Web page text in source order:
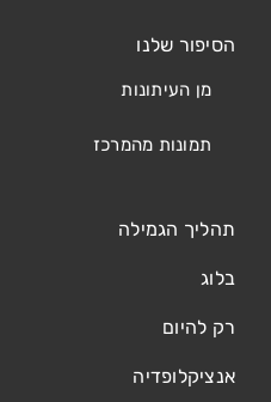
הסיפור שלנו
מן העיתונות
תמונות מהמרכז
תהליך הגמילה
בלוג
רק להיום
אנציקלופדיה